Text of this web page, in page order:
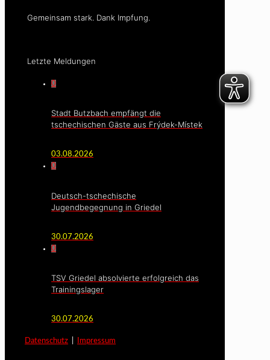
Gemeinsam stark. Dank Impfung.
Letzte Meldungen
0
Stadt Butzbach empfängt die
tschechischen Gäste aus Frýdek-Místek
03.08.2026
0
Deutsch-tschechische
Jugendbegegnung in Griedel
30.07.2026
0
TSV Griedel absolvierte erfolgreich das
Trainingslager
30.07.2026
Datenschutz Impressum